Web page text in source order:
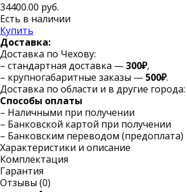
34400.00 руб.
Есть в наличии
Купить
Доставка:
Доставка по Чехову:
– стандартная доставка —300₽,
– крупногабаритные заказы — 500₽.
Доставка по области и в другие города:
Способы оплаты
– Наличными при получении
– Банковской картой при получении
– Банковским переводом (предоплата)
Характеристики и описание
Комплектация
Гарантия
Отзывы (0)